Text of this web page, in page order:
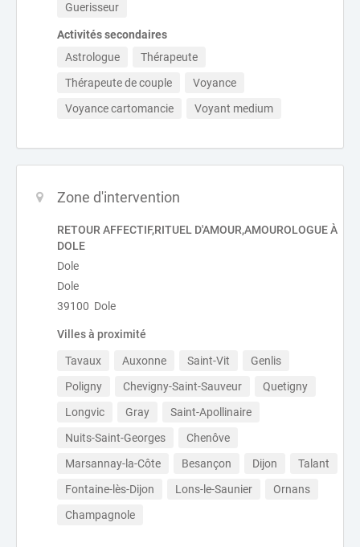
Guerisseur
Activités secondaires
Astrologue
Thérapeute
Thérapeute de couple
Voyance
Voyance cartomancie
Voyant medium
Zone d'intervention
RETOUR AFFECTIF,RITUEL D'AMOUR,AMOUROLOGUE À
DOLE
Dole
Dole
39100 Dole
Villes à proximité
Tavaux Auxonne Saint-Vit
Genlis
Poligny
Chevigny-Saint-Sauveur
Quetigny
Longvic
Gray
Saint-Apollinaire
Nuits-Saint-Georges
Chenôve
Marsannay-la-Côte
Besançon Dijon
Talant
Fontaine-lès-Dijon
Lons-le-Saunier
Ornans
Champagnole